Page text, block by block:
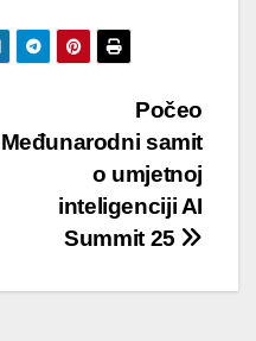
Počeo
Međunarodni samit
o umjetnoj
inteligenciji AI
Summit 25